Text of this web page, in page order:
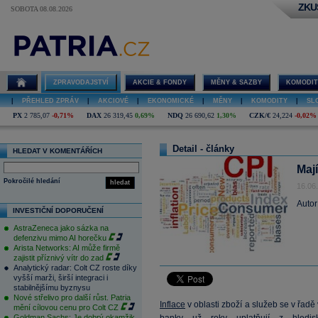
SOBOTA 08.08.2026
ZPRAVODAJSTVÍ AKCIE & FONDY MĚNY & SAZBY
PŘEHLED ZPRÁV AKCIOVÉ EKONOMICKÉ MĚNY KOMODITY
PX 2 785,07 -0,71% DAX 26 319,45 0,69% NDQ 26 690,62 1,30% CZK/€ 24,224 -0,02%
HLEDAT V KOMENTÁŘÍCH
hledat
Pokročilé hledání
INVESTIČNÍ DOPORUČENÍ
AstraZeneca jako sázka na
defenzivu mimo AI horečku
Arista Networks: AI může firmě
zajistit příznivý vítr do zad
Analytický radar: Colt CZ roste díky
vyšší marži, širší integraci i
stabilnějšímu byznysu
Nové střelivo pro další růst. Patria
mění cílovou cenu pro Colt CZ
Detail - články
Inflace v oblasti zboží a služeb se v